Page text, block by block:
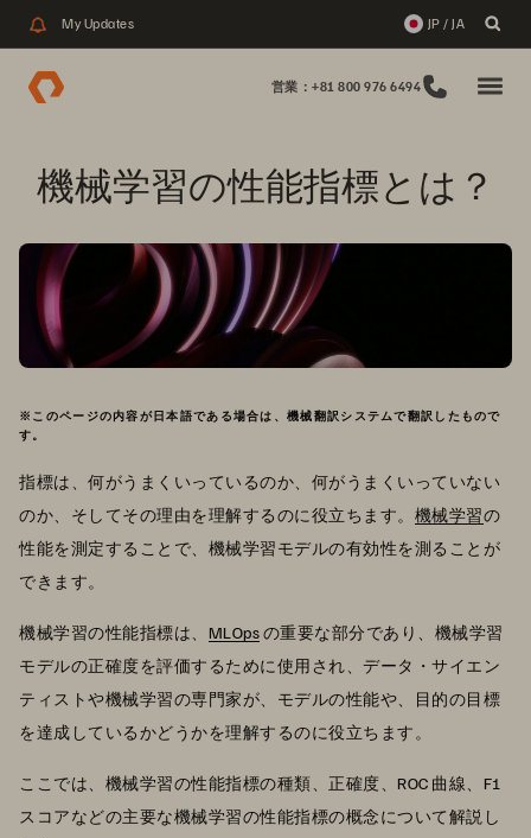
My Updates JP / JA
営業：+81 800 976 6494
機械学習の性能指標とは？
※このページの内容が日本語である場合は、機械翻訳システムで翻訳したもので
す。
指標は、何がうまくいっているのか、何がうまくいっていない
のか、そしてその理由を理解するのに役立ちます。 機械学習の
性能を測定することで、機械学習モデルの有効性を測ることが
できます。
機械学習の性能指標は、 MLOpsの重要な部分であり、機械学習
モデルの正確度を評価するために使用され、データ・サイエン
ティストや機械学習の専門家が、モデルの性能や、目的の目標
を達成しているかどうかを理解するのに役立ちます。
ここでは、機械学習の性能指標の種類、正確度、ROC 曲線、F1
スコアなどの主要な機械学習の性能指標の概念について解説し